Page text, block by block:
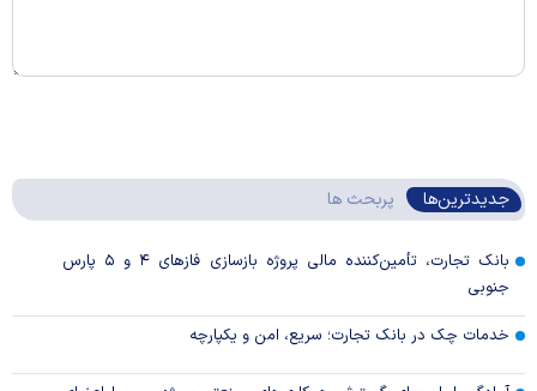
جدیدترین‌ها پربحث ها
بانک تجارت، تأمین‌کننده مالی پروژه بازسازی فاز‌های ۴ و ۵ پارس
جنوبی
خدمات چک در بانک تجارت؛ سریع، امن و یکپارچه